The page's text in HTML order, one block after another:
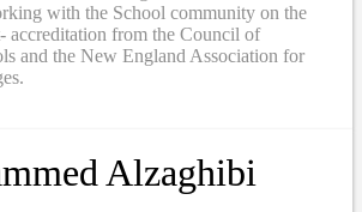
with the School community on the
accreditation from the Council of
and the New England Association for
Alzaghibi